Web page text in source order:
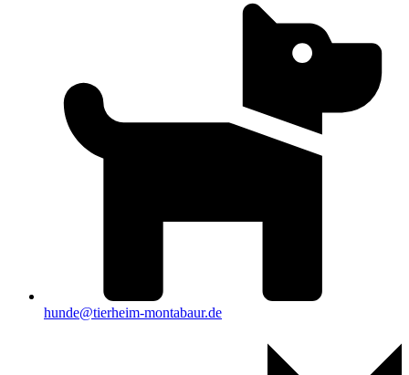
hunde@tierheim-montabaur.de